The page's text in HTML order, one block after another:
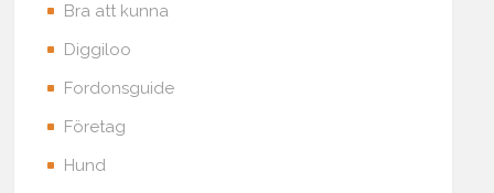
Bra att kunna
Diggiloo
Fordonsguide
Företag
Hund